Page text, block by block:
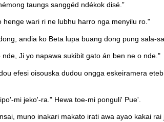
taungs sanggéd ndékok disé.”
wari ri ne lubhu harro nga menyilu ro."
andia ko Beta lupa buang dong pung sala-
Ji yo napawa sukibit gato án ben ne o nde."
efesi oisouska dudou ongga eskeiramera
mi jeko'-ra." Hewa toe-mi ponguli' Pue'.
muno inakari makato irati awa ayao kakai rai